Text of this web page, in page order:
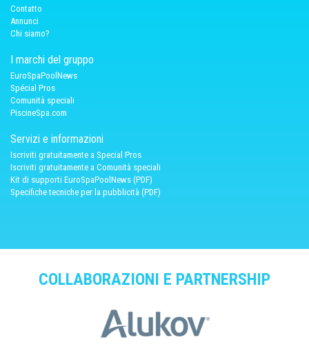
Contatto
Annunci
Chi siamo?
I marchi del gruppo
EuroSpaPoolNews
Spécial Pros
Comunità speciali
PiscineSpa.com
Servizi e informazioni
Iscriviti gratuitamente a Special Pros
Iscriviti gratuitamente a Comunità speciali
Kit di supporti EuroSpaPoolNews (PDF)
Specifiche tecniche per la pubblicità (PDF)
COLLABORAZIONI E PARTNERSHIP